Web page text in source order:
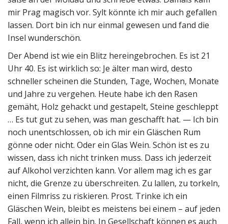
mir Prag magisch vor. Sylt könnte ich mir auch gefallen
lassen. Dort bin ich nur einmal gewesen und fand die
Insel wunderschön.
Der Abend ist wie ein Blitz hereingebrochen. Es ist 21
Uhr 40. Es ist wirklich so: Je älter man wird, desto
schneller scheinen die Stunden, Tage, Wochen, Monate
und Jahre zu vergehen. Heute habe ich den Rasen
gemäht, Holz gehackt und gestapelt, Steine geschleppt
… Es tut gut zu sehen, was man geschafft hat. — Ich bin
noch unentschlossen, ob ich mir ein Gläschen Rum
gönne oder nicht. Oder ein Glas Wein. Schön ist es zu
wissen, dass ich nicht trinken muss. Dass ich jederzeit
auf Alkohol verzichten kann. Vor allem mag ich es gar
nicht, die Grenze zu überschreiten. Zu lallen, zu torkeln,
einen Filmriss zu riskieren. Prost. Trinke ich ein
Gläschen Wein, bleibt es meistens bei einem – auf jeden
Fall, wenn ich allein bin. In Gesellschaft können es auch